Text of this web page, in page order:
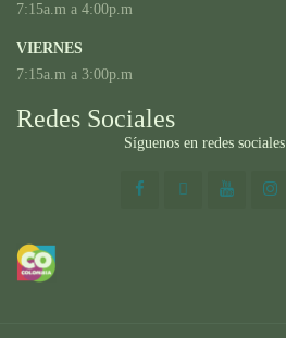
7:15a.m a 4:00p.m
VIERNES
7:15a.m a 3:00p.m
Redes Sociales
Síguenos en redes sociales